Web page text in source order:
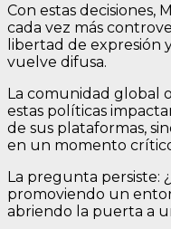
Con estas decisiones,
cada vez más
libertad de expresión
vuelve difusa.
La comunidad global
estas políticas
de sus plataformas,
en un momento
La pregunta persiste:
promoviendo un
abriendo la puerta a